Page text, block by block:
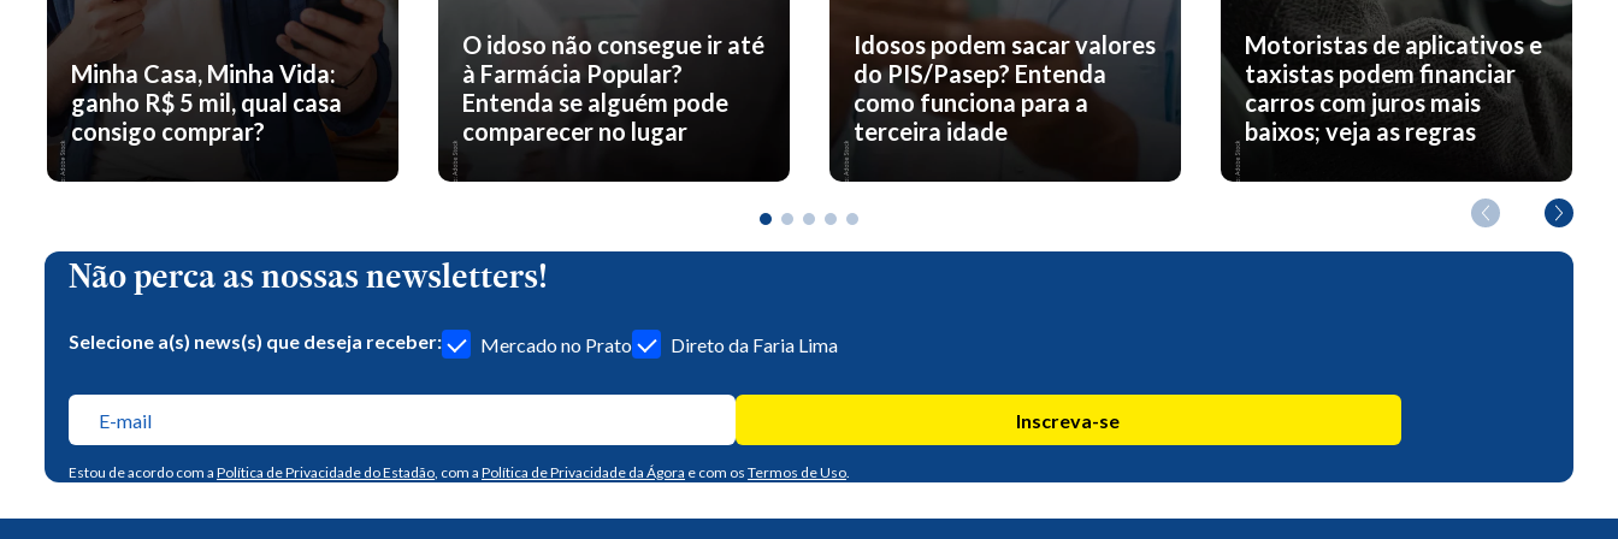
Minha Casa, Minha Vida:
ganho R$ 5 mil, qual casa
consigo comprar?
O idoso não consegue ir até
à Farmácia Popular?
Entenda se alguém pode
comparecer no lugar
Idosos podem sacar valores
do PIS/Pasep? Entenda
como funciona para a
terceira idade
Motoristas de aplicativos e
taxistas podem financiar
carros com juros mais
baixos; veja as regras
Não perca as nossas newsletters!
Selecione a(s) news(s) que deseja receber: Mercado no Prato Direto da Faria Lima
Inscreva-se
Estou de acordo com a Política de Privacidade do Estadão, com a Política de Privacidade da Ágora e com os Termos de Uso.